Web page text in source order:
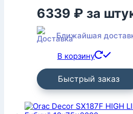
6339 ₽ за
Ближайшая
В корзину
Быстрый заказ